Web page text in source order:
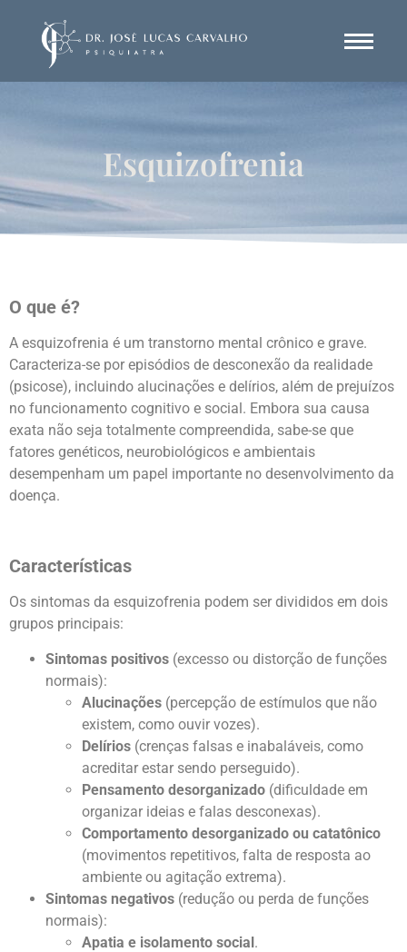
Esquizofrenia
O que é?
A esquizofrenia é um transtorno mental crônico e grave.
Caracteriza-se por episódios de desconexão da realidade
(psicose), incluindo alucinações e delírios, além de prejuízos
no funcionamento cognitivo e social. Embora sua causa
exata não seja totalmente compreendida, sabe-se que
fatores genéticos, neurobiológicos e ambientais
desempenham um papel importante no desenvolvimento da
doença.
Características
Os sintomas da esquizofrenia podem ser divididos em dois
grupos principais:
Sintomas positivos (excesso ou distorção de funções
normais):
Alucinações (percepção de estímulos que não
existem, como ouvir vozes).
Delírios (crenças falsas e inabaláveis, como
acreditar estar sendo perseguido).
Pensamento desorganizado (dificuldade em
organizar ideias e falas desconexas).
Comportamento desorganizado ou catatônico
(movimentos repetitivos, falta de resposta ao
ambiente ou agitação extrema).
Sintomas negativos (redução ou perda de funções
normais):
Apatia e isolamento social.